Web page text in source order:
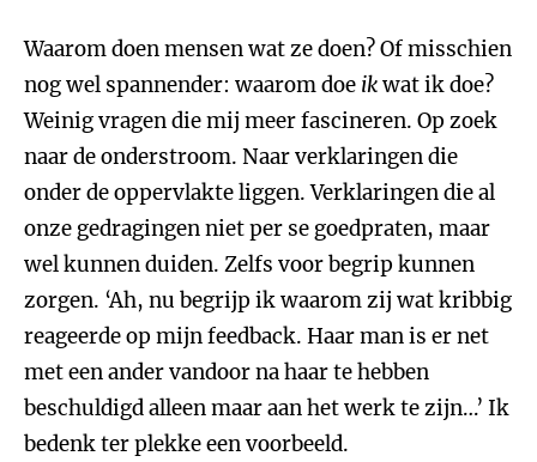
Waarom doen mensen wat ze doen? Of misschien
nog wel spannender: waarom doe ikwat ik doe?
Weinig vragen die mij meer fascineren. Op zoek
naar de onderstroom. Naar verklaringen die
onder de oppervlakte liggen. Verklaringen die al
onze gedragingen niet per se goedpraten, maar
wel kunnen duiden. Zelfs voor begrip kunnen
zorgen. ‘Ah, nu begrijp ik waarom zij wat kribbig
reageerde op mijn feedback. Haar man is er net
met een ander vandoor na haar te hebben
beschuldigd alleen maar aan het werk te zijn…’ Ik
bedenk ter plekke een voorbeeld.